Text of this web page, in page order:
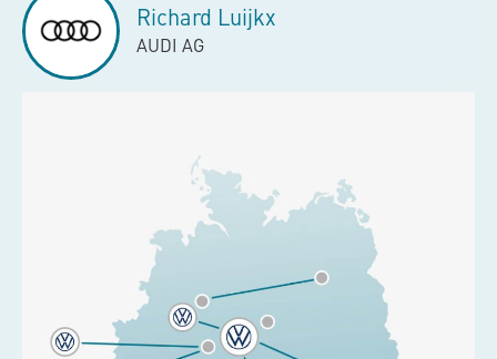
Richard Luijkx
AUDI AG